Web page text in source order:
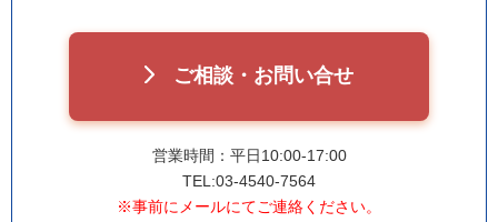
ご相談・お問い合せ
営業時間：平日10:00-17:00
TEL:03-4540-7564
※事前にメールにてご連絡ください。